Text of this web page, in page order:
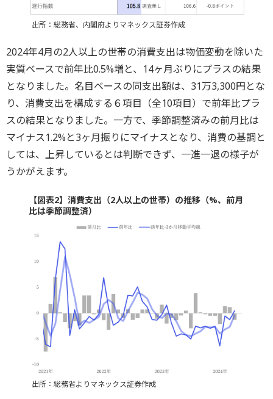
出所：総務省、内閣府よりマネックス証券作成
2024年4月の2人以上の世帯の消費支出は物価変動を除いた
実質ベースで前年比0.5%増と、14ヶ月ぶりにプラスの結果
となりました。名目ベースの同支出額は、31万3,300円とな
り、消費支出を構成する６項目（全10項目）で前年比プラ
スの結果となりました。一方で、季節調整済みの前月比は
マイナス1.2%と3ヶ月振りにマイナスとなり、消費の基調と
しては、上昇しているとは判断できず、一進一退の様子が
うかがえます。
【図表2】消費支出（2人以上の世帯）の推移（%、前月
比は季節調整済）
出所：総務省よりマネックス証券作成